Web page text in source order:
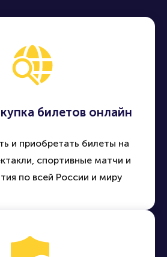
билетов онлайн
и приобретать билеты на
спортивные матчи и
по всей России и миру